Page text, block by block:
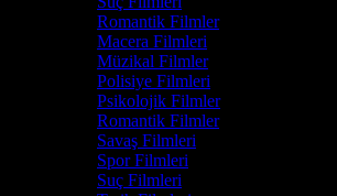
Romantik Filmler
Macera Filmleri
Müzikal Filmler
Polisiye Filmleri
Psikolojik Filmler
Romantik Filmler
Savaş Filmleri
Spor Filmleri
Suç Filmleri